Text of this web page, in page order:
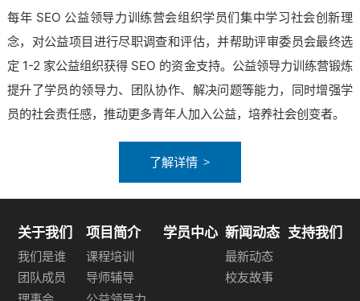
每年 SEO 公益领导力训练营会组织学员们集中学习社会创新理
念，对公益项目进行尽职调查和评估，并帮助评审委员会最终选
定 1-2 家公益组织获得 SEO 的资金支持。公益领导力训练营锻炼
提升了学员的领导力、团队协作、解决问题等能力，同时增强学
员的社会责任感，推动更多青年人加入公益，培养社会创变者。
了解详情
关于我们
我们是谁
团队成员
项目简介
课程培训
导师辅导
学员中心 新闻动态
最新动态
校友故事
支持我们